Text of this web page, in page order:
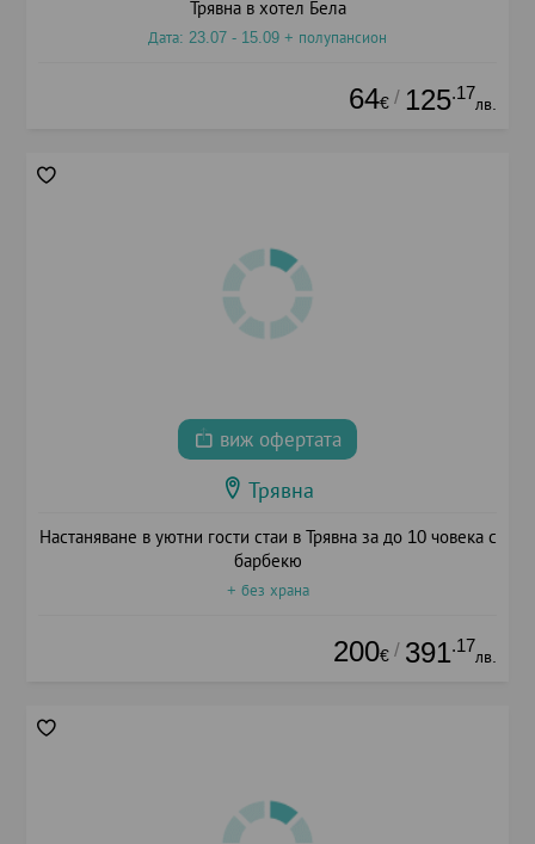
Трявна в хотел Бела
Дата: 23.07 - 15.09 + полупансион
64€ / 125.17
лв.
виж офертата
Трявна
Настаняване в уютни гости стаи в Трявна за до 10 човека с
барбекю
+ без храна
200€ / 391.17
лв.